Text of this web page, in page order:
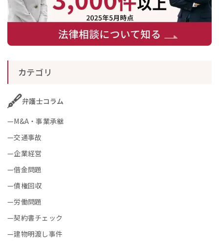
カテゴリ
弁護士コラム
M&A・事業承継
交通事故
企業経営
借金問題
債権回収
労働問題
契約書チェック
建物明渡し事件